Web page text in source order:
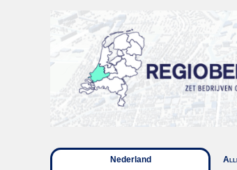
Nederland